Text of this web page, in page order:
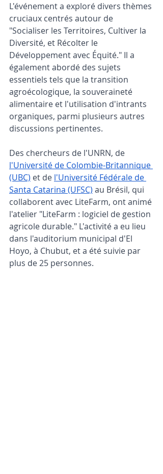
L'événement a exploré divers thèmes
cruciaux centrés autour de
"Socialiser les Territoires, Cultiver la
Diversité, et Récolter le
Développement avec Équité." Il a
également abordé des sujets
essentiels tels que la transition
agroécologique, la souveraineté
alimentaire et l'utilisation d'intrants
organiques, parmi plusieurs autres
discussions pertinentes.
Des chercheurs de l'UNRN, de
l'Université de Colombie-Britannique
(UBC) et de l'Université Fédérale de
Santa Catarina (UFSC) au Brésil, qui
collaborent avec LiteFarm, ont animé
l'atelier "LiteFarm : logiciel de gestion
agricole durable." L'activité a eu lieu
dans l'auditorium municipal d'El
Hoyo, à Chubut, et a été suivie par
plus de 25 personnes.